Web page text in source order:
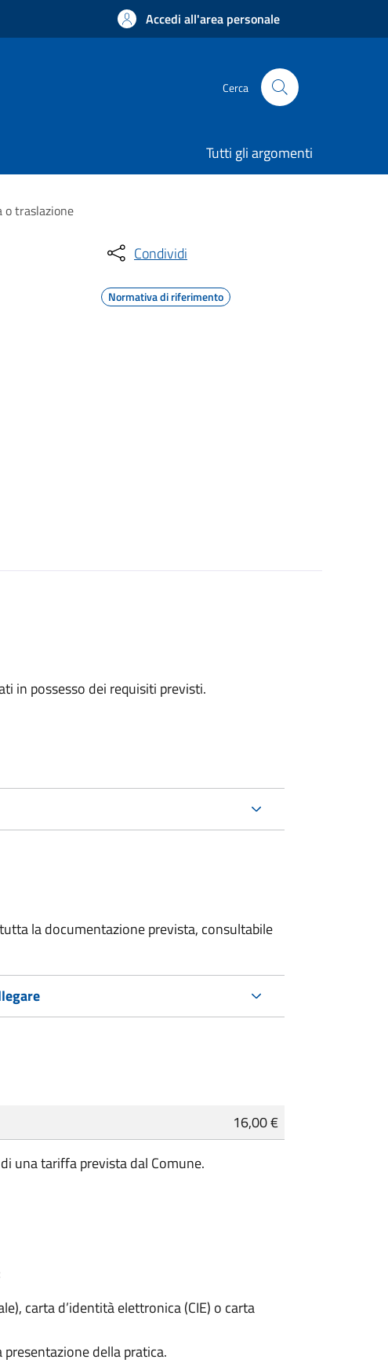
Accedi all'area personale
Cerca
Tutti gli argomenti
o traslazione
Condividi
Normativa di riferimento
in possesso dei requisiti previsti.
la documentazione prevista, consultabile
16,00 €
una tariffa prevista dal Comune.
carta d’identità elettronica (CIE) o carta
della pratica.